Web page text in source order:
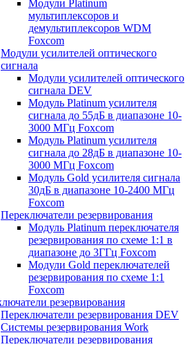
Модули Platinum
мультиплексоров и
демультиплексоров WDM
Foxcom
Модули усилителей оптического
сигнала
Модули усилителей оптического
сигнала DEV
Модуль Platinum усилителя
сигнала до 55дБ в диапазоне 10-
3000 МГц Foxcom
Модуль Platinum усилителя
сигнала до 28дБ в диапазоне 10-
3000 МГц Foxcom
Модуль Gold усилителя сигнала
30дБ в диапазоне 10-2400 МГц
Foxcom
Переключатели резервирования
Модуль Platinum переключателя
резервирования по схеме 1:1 в
диапазоне до 3ГГц Foxcom
Модули Gold переключателей
резервирования по схеме 1:1
Foxcom
резервирования
Переключатели резервирования DEV
Системы резервирования Work
Переключатели резервирования